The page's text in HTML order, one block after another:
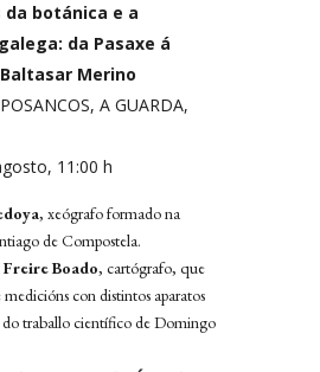
da botánica e a
da Pasaxe á
Merino
A GUARDA,
11:00 h
, xeógrafo formado na
de Compostela.
Boado, cartógrafo, que
con distintos aparatos
do traballo científico de Domingo